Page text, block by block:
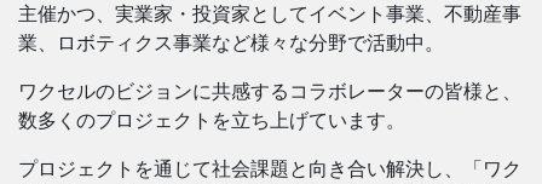
主催かつ、実業家・投資家としてイベント事業、不動産事
業、ロボティクス事業など様々な分野で活動中。
ワクセルのビジョンに共感するコラボレーターの皆様と、
数多くのプロジェクトを立ち上げています。
プロジェクトを通じて社会課題と向き合い解決し、「ワク